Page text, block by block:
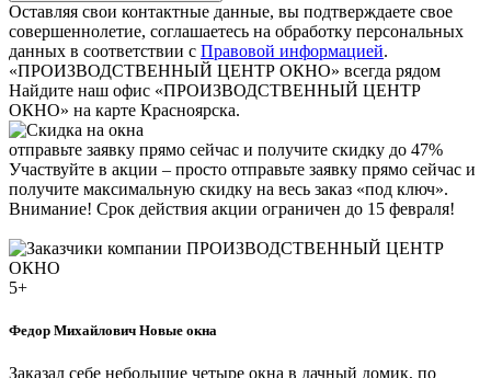
Оставляя свои контактные данные, вы подтверждаете свое
совершеннолетие, соглашаетесь на обработку персональных
данных в соответствии с Правовой информацией.
«ПРОИЗВОДСТВЕННЫЙ ЦЕНТР ОКНО» всегда рядом
Найдите наш офис «ПРОИЗВОДСТВЕННЫЙ ЦЕНТР
ОКНО» на карте Красноярска.
отправьте заявку прямо сейчас и получите скидку до 47%
Участвуйте в акции – просто отправьте заявку прямо сейчас и
получите максимальную скидку на весь заказ «под ключ».
Внимание! Срок действия акции ограничен до 15 февраля!
5+
Федор Михайлович Новые окна
Заказал себе небольшие четыре окна в дачный домик, по